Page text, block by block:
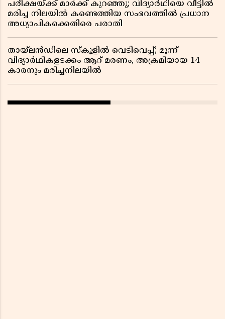
പരീക്ഷയ്ക്ക് മാർക്ക് കുറഞ്ഞു; വിദ്യാർഥിയെ വീട്ടിൽ
മരിച്ച നിലയിൽ കണ്ടെത്തിയ സംഭവത്തിൽ പ്രധാന
അധ്യാപികക്കെതിരെ പരാതി
തായ്‌ലൻഡിലെ സ്‌കൂളിൽ വെടിവെപ്പ്; മൂന്ന്
വിദ്യാർഥികളടക്കം ആറ് മരണം, അക്രമിയായ 14
കാരനും മരിച്ചനിലയിൽ